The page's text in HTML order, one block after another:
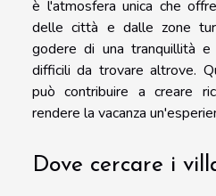
è l'atmosfera unica che
delle città e dalle zone
godere di una tranquillità
difficili da trovare altrove.
può contribuire a creare
rendere la vacanza
Dove cercare i